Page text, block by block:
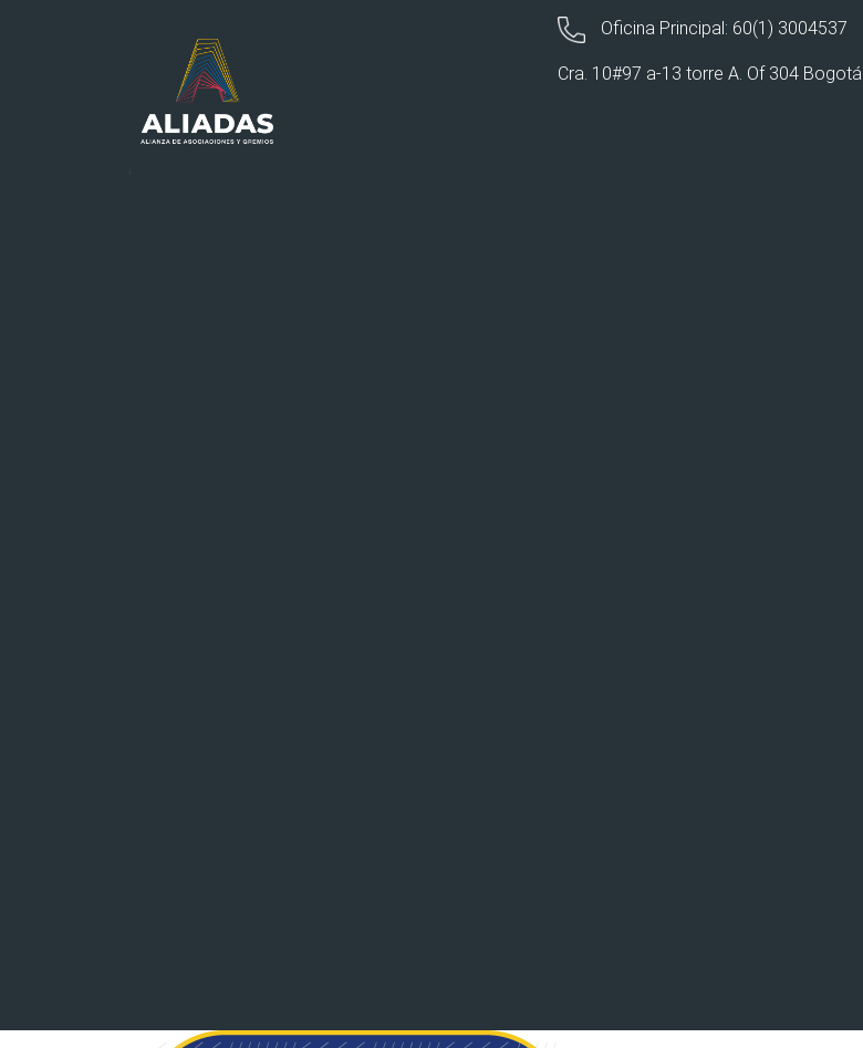
Oficina Principal: 60(1) 3004537
Cra. 10#97 a-13 torre A. Of 304 Bogotá